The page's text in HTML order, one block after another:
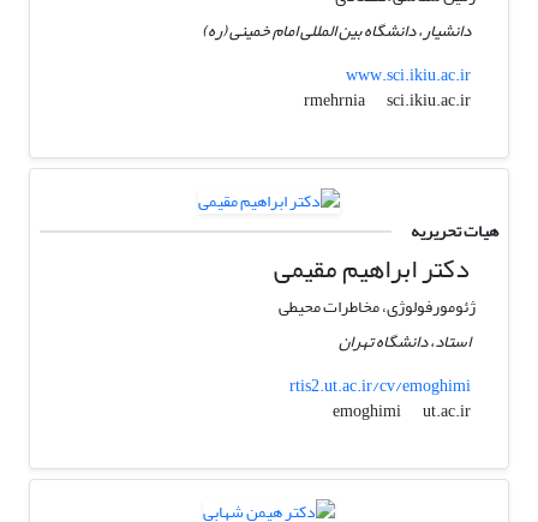
دانشیار، دانشگاه بین‎ المللی امام خمینی (ره)
www.sci.ikiu.ac.ir
rmehrnia
sci.ikiu.ac.ir
هیات تحریریه
دکتر ابراهیم مقیمی
ژئومورفولوژی، مخاطرات محیطی
استاد، دانشگاه تهران
rtis2.ut.ac.ir/cv/emoghimi
emoghimi
ut.ac.ir